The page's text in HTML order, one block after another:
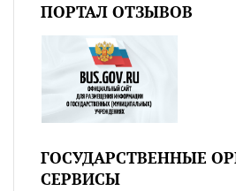
ПОРТАЛ ОТЗЫВОВ
ГОСУДАРСТВЕННЫЕ
СЕРВИСЫ